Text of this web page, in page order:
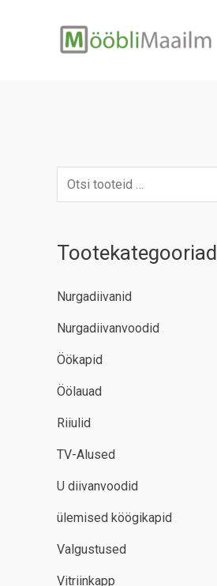
Tootekategooriad
Nurgadiivanid
Nurgadiivanvoodid
Öökapid
Öölauad
Riiulid
TV-Alused
U diivanvoodid
ülemised köögikapid
Valgustused
Vitriinkapp